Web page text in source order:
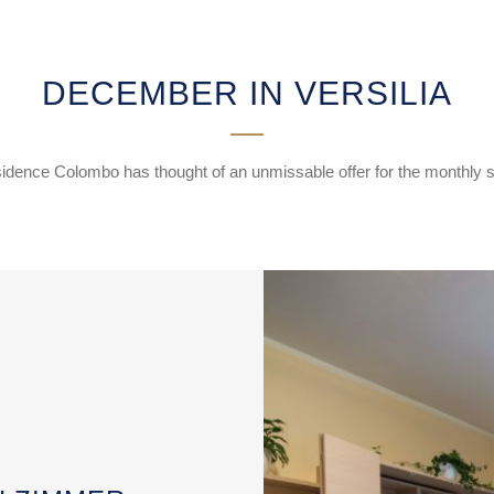
DECEMBER IN VERSILIA
Colombo has thought of an unmissable offer for the monthly